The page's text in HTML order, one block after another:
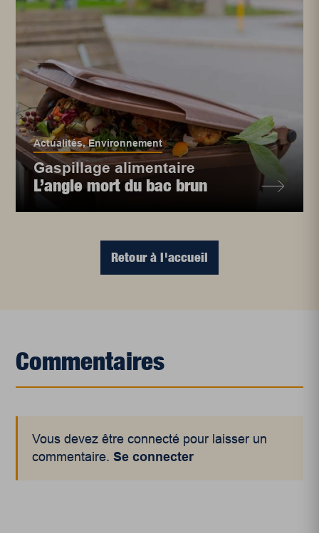
Actualités,Environnement
Gaspillage alimentaire
L’angle mort du bac brun
Retour à l'accueil
Commentaires
Vous devez être connecté pour laisser un
commentaire.Se connecter